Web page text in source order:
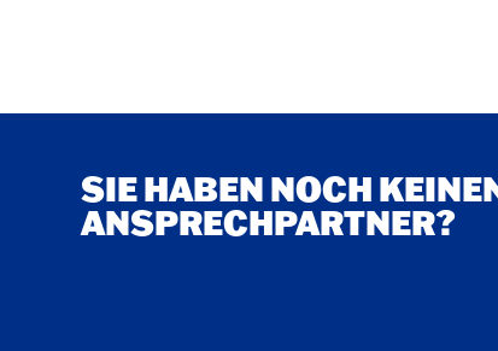
SIE HABEN NOCH
ANSPRECHPARTNER?